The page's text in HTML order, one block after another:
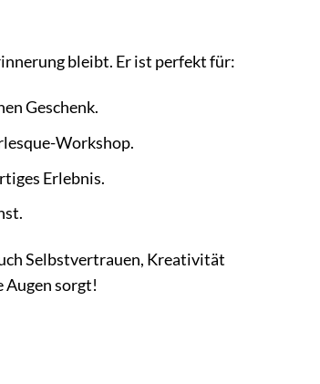
bleibt. Er ist perfekt für:
Geschenk.
Workshop.
Erlebnis.
Selbstvertrauen, Kreativität
Augen sorgt!